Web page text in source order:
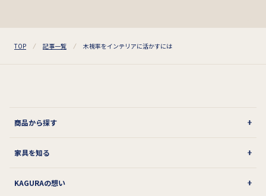
TOP 記事一覧 木視率をインテリアに活かすには
商品から探す
家具を知る
KAGURAの想い